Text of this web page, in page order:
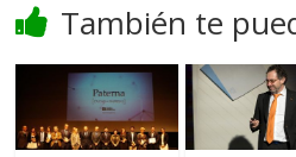
También te